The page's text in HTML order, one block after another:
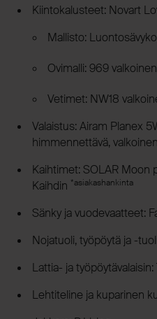
Kiintokalusteet: Novart
Mallisto:
Ovimalli: 969
Vetimet: NW18
Valaistus: Airam Planex
himmennettävä,
Kaihtimet: SOLAR Moon
Kaihdin *asiakashankinta
Sänky ja vuodevaatteet:
Nojatuoli, työpöytä ja -
Lattia- ja
Lehtiteline ja kuparinen